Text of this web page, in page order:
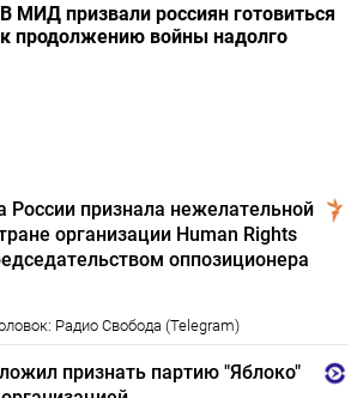
В МИД призвали россиян готовиться
к продолжению войны надолго